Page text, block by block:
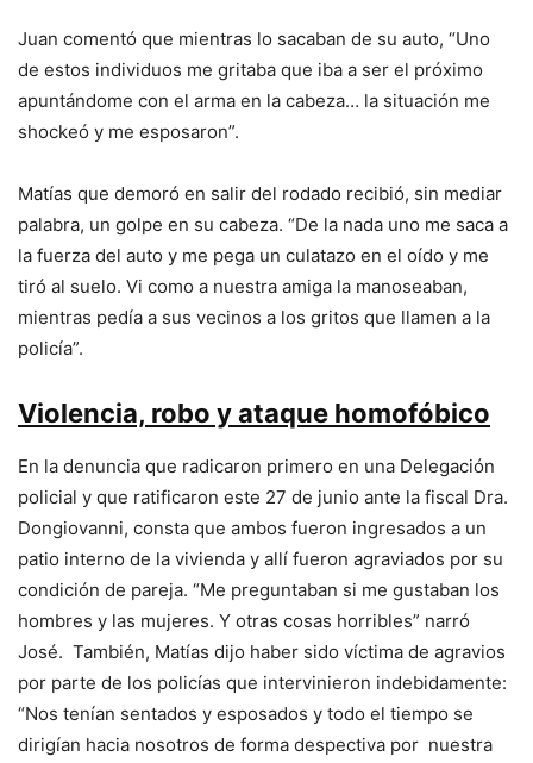
Juan comentó que mientras lo sacaban de su auto, “Uno
de estos individuos me gritaba que iba a ser el próximo
apuntándome con el arma en la cabeza… la situación me
shockeó y me esposaron”.
Matías que demoró en salir del rodado recibió, sin mediar
palabra, un golpe en su cabeza. “De la nada uno me saca a
la fuerza del auto y me pega un culatazo en el oído y me
tiró al suelo. Vi como a nuestra amiga la manoseaban,
mientras pedía a sus vecinos a los gritos que llamen a la
policía”.
Violencia, robo y ataque homofóbico
En la denuncia que radicaron primero en una Delegación
policial y que ratificaron este 27 de junio ante la fiscal Dra.
Dongiovanni, consta que ambos fueron ingresados a un
patio interno de la vivienda y allí fueron agraviados por su
condición de pareja. “Me preguntaban si me gustaban los
hombres y las mujeres. Y otras cosas horribles” narró
José. También, Matías dijo haber sido víctima de agravios
por parte de los policías que intervinieron indebidamente:
“Nos tenían sentados y esposados y todo el tiempo se
dirigían hacia nosotros de forma despectiva por nuestra